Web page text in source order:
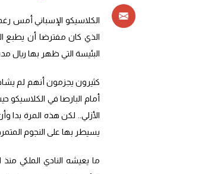
الكلاسيكو الإسباني أمس
الذي كان مفترضا أن يطبع
البئيسة التي ظهر بها
كثيرون يجزمون أنهم لم
أمام البارصا في
الأزلي.. لكن هذه المرة
يسيطر بها على النجوم
ما يعيشه النادي الملكي